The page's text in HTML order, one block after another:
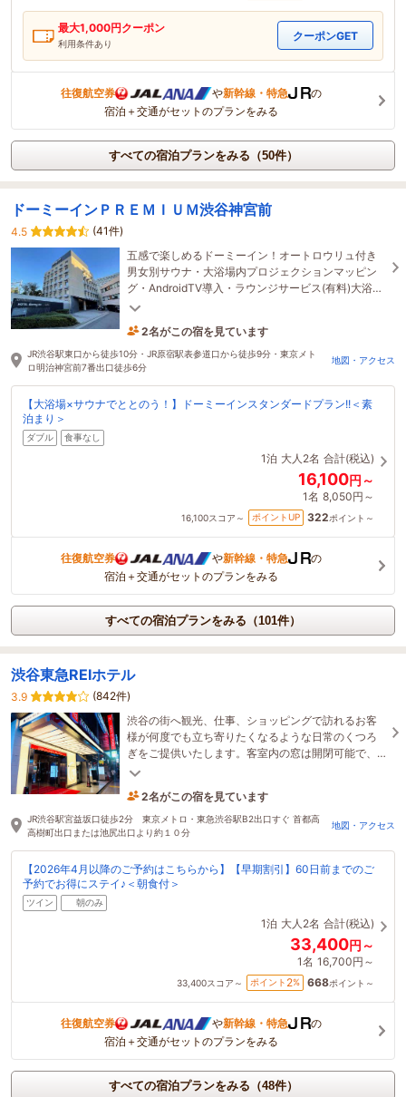
最大1,000円クーポン
利用条件あり
クーポンGET
往復航空券 や新幹線・特急
の
宿泊＋交通がセットのプランをみる
すべての宿泊プランをみる（50件）
ドーミーインＰＲＥＭＩＵＭ渋谷神宮前
4.5
(41件)
五感で楽しめるドーミーイン！オートロウリュ付き
男女別サウナ・大浴場内プロジェクションマッピン
グ・AndroidTV導入・ラウンジサービス(有料)大浴場
内ヒーリングミュージック導入しました！
2名がこの宿を見ています
JR渋谷駅東口から徒歩10分・JR原宿駅表参道口から徒歩9分・東京メト
ロ明治神宮前7番出口徒歩6分
地図・アクセス
【大浴場×サウナでととのう！】ドーミーインスタンダードプラン!!＜素
泊まり＞
ダブル 食事なし
1泊 大人2名 合計(税込)
16,100円～
1名 8,050円～
16,100スコア～ ポイントUP 322ポイント～
往復航空券 や新幹線・特急
の
宿泊＋交通がセットのプランをみる
すべての宿泊プランをみる（101件）
渋谷東急REIホテル
3.9
(842件)
渋谷の街へ観光、仕事、ショッピングで訪れるお客
様が何度でも立ち寄りたくなるような日常のくつろ
ぎをご提供いたします。客室内の窓は開閉可能で、
自動チェックイン機も設置しています。
2名がこの宿を見ています
JR渋谷駅宮益坂口徒歩2分 東京メトロ・東急渋谷駅B2出口すぐ 首都高
高樹町出口または池尻出口より約１０分
地図・アクセス
【2026年4月以降のご予約はこちらから】【早期割引】60日前までのご
予約でお得にステイ♪＜朝食付＞
ツイン 朝のみ
1泊 大人2名 合計(税込)
33,400円～
1名 16,700円～
33,400スコア～ ポイント 2% 668ポイント～
往復航空券 や新幹線・特急
の
宿泊＋交通がセットのプランをみる
すべての宿泊プランをみる（48件）